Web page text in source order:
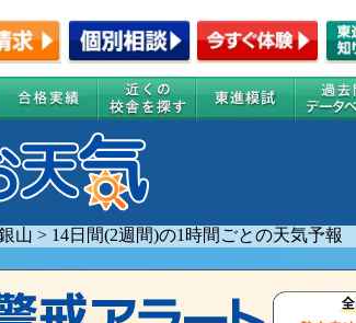
山 > 14日間(2週間)の1時間ごとの天気予報